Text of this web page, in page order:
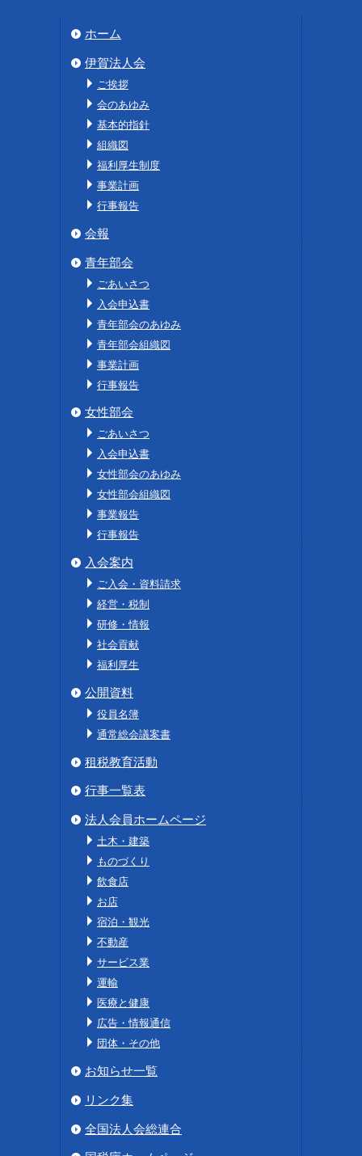
ホーム
伊賀法人会
ご挨拶
会のあゆみ
基本的指針
組織図
福利厚生制度
事業計画
行事報告
会報
青年部会
ごあいさつ
入会申込書
青年部会のあゆみ
青年部会組織図
事業計画
行事報告
女性部会
ごあいさつ
入会申込書
女性部会のあゆみ
女性部会組織図
事業報告
行事報告
入会案内
ご入会・資料請求
経営・税制
研修・情報
社会貢献
福利厚生
公開資料
役員名簿
通常総会議案書
租税教育活動
行事一覧表
法人会員ホームページ
土木・建築
ものづくり
飲食店
お店
宿泊・観光
不動産
サービス業
運輸
医療と健康
広告・情報通信
団体・その他
お知らせ一覧
リンク集
全国法人会総連合